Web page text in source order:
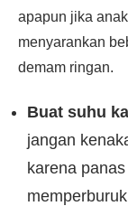
apapun jika
menyarankan
demam ringan.
Buat suhu
jangan
karena